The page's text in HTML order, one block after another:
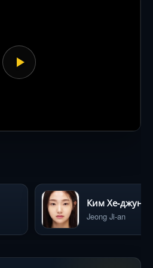
Ким Хе-джун
Jeong Ji-an